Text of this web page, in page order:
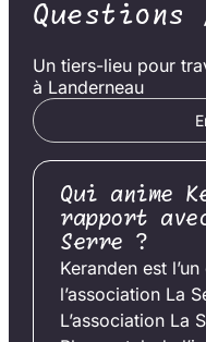
Questions
Un tiers-lieu pour
à Landerneau
Qui anime
rapport
Serre ?
Keranden est
l’association La
L’association La